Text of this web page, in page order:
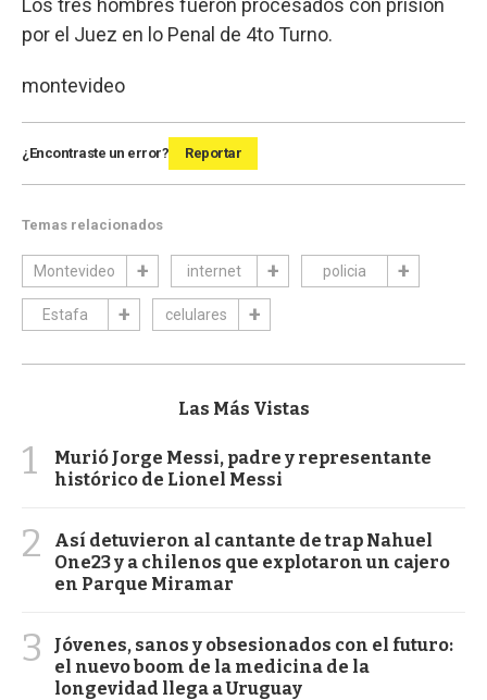
Los tres hombres fueron procesados con prisión
por el Juez en lo Penal de 4to Turno.
montevideo
¿Encontraste un error? Reportar
Temas relacionados
Montevideo internet policia
Estafa celulares
Las Más Vistas
1
Murió Jorge Messi, padre y representante
histórico de Lionel Messi
2
Así detuvieron al cantante de trap Nahuel
One23 y a chilenos que explotaron un cajero
en Parque Miramar
3
Jóvenes, sanos y obsesionados con el futuro:
el nuevo boom de la medicina de la
longevidad llega a Uruguay